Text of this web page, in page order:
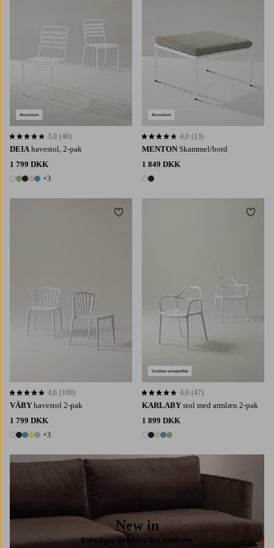
DEIA havestol, 2-pak
1 799 DKK
8 farver
+3
3,8 baseret på 40 bedømmelser
3,8 (40)
MENTON Skammel/bord
1 849 DKK
2 farver
4,0 baseret på 13 bedømmelser
4,0 (13)
VÄBY havestol 2-pak
1 799 DKK
8 farver
+3
4,6 baseret på 109 bedømmelser
4,6 (109)
Tilføj til favoritter
KARLABY stol med armlæn 2-pak
1 899 DKK
5 farver
4,6 baseret på 47 bedømmelser
4,6 (47)
Tilføj
New in
Udvalgte nyheder fra sæsonen